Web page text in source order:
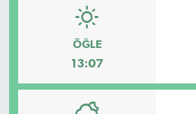
ÖĞLE
13:07